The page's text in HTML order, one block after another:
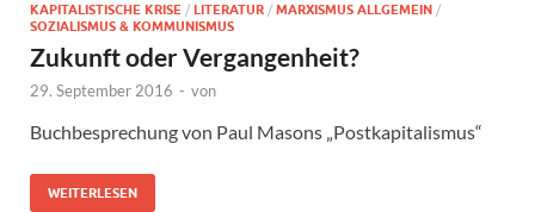
KAPITALISTISCHE KRISE / LITERATUR / MARXISMUS ALLGEMEIN /
SOZIALISMUS & KOMMUNISMUS
Zukunft oder Vergangenheit?
29. September 2016 - von
Buchbesprechung von Paul Masons „Postkapitalismus“
WEITERLESEN